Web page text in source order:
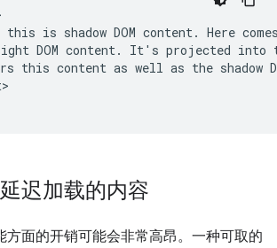
this is shadow DOM content. Here
DOM content. It's projected into
this content as well as the shadow
迟加载的内容
方面的开销可能会非常高昂。一种可取的